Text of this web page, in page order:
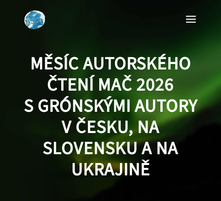
MĚSÍC AUTORSKÉHO
ČTENÍ MAČ 2026
S GRÓNSKÝMI AUTORY
V ČESKU, NA
SLOVENSKU A NA
UKRAJINĚ